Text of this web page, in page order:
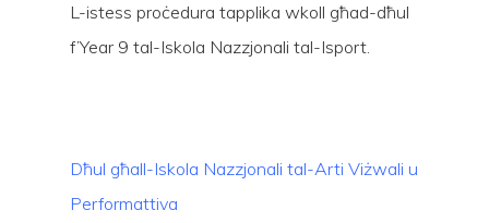
L-istess proċedura tapplika wkoll għad-dħul
f’Year 9 tal-Iskola Nazzjonali tal-Isport.
Dħul għall-Iskola Nazzjonali tal-Arti Viżwali u
Performattiva